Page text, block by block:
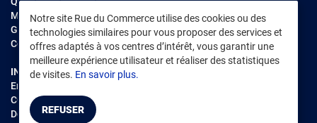
Modes de règlements
Garantie et retours
Contacter Rue du Commerce
INFORMATIONS LÉGALES
Environnement
CGV /CGU Marketplace
Données personnelles
Notre site Rue du Commerce utilise des cookies ou des
technologies similaires pour vous proposer des services et
offres adaptés à vos centres d’intérêt, vous garantir une
meilleure expérience utilisateur et réaliser des statistiques
de visites. En savoir plus.
REFUSER